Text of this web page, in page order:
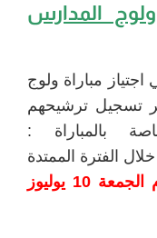
ولوج المدارس
مباراة ولوج
تسجيل ترشيحهم
بالمباراة :
الفترة الممتدة
الجمعة 19 يونيو ويوم الجمعة 10 يوليوز